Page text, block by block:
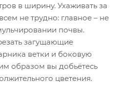
в ширину. Ухаживать за
не трудно: главное – не
почвы.
загущающие
ветки и боковую
образом вы добьётесь
цветения.